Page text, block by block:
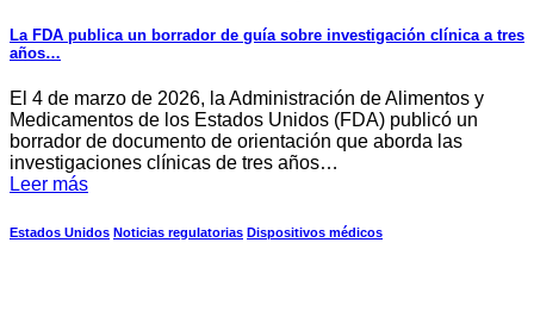
La FDA publica un borrador de guía sobre investigación clínica a tres
años…
El 4 de marzo de 2026, la Administración de Alimentos y
Medicamentos de los Estados Unidos (FDA) publicó un
borrador de documento de orientación que aborda las
investigaciones clínicas de tres años…
Leer más
Estados Unidos Noticias regulatorias Dispositivos médicos